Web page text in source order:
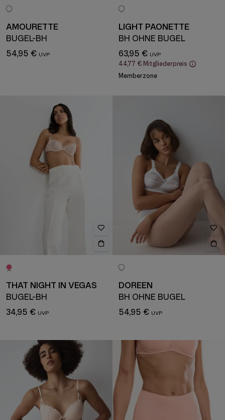
AMOURETTE
BÜGEL-BH
54,95 €
LIGHT PAONETTE
BH OHNE BÜGEL
63,95 €
44,77 € Mitgliederpreis
Memberzone
THAT NIGHT IN VEGAS
BÜGEL-BH
34,95 €
DOREEN
BH OHNE BÜGEL
54,95 €